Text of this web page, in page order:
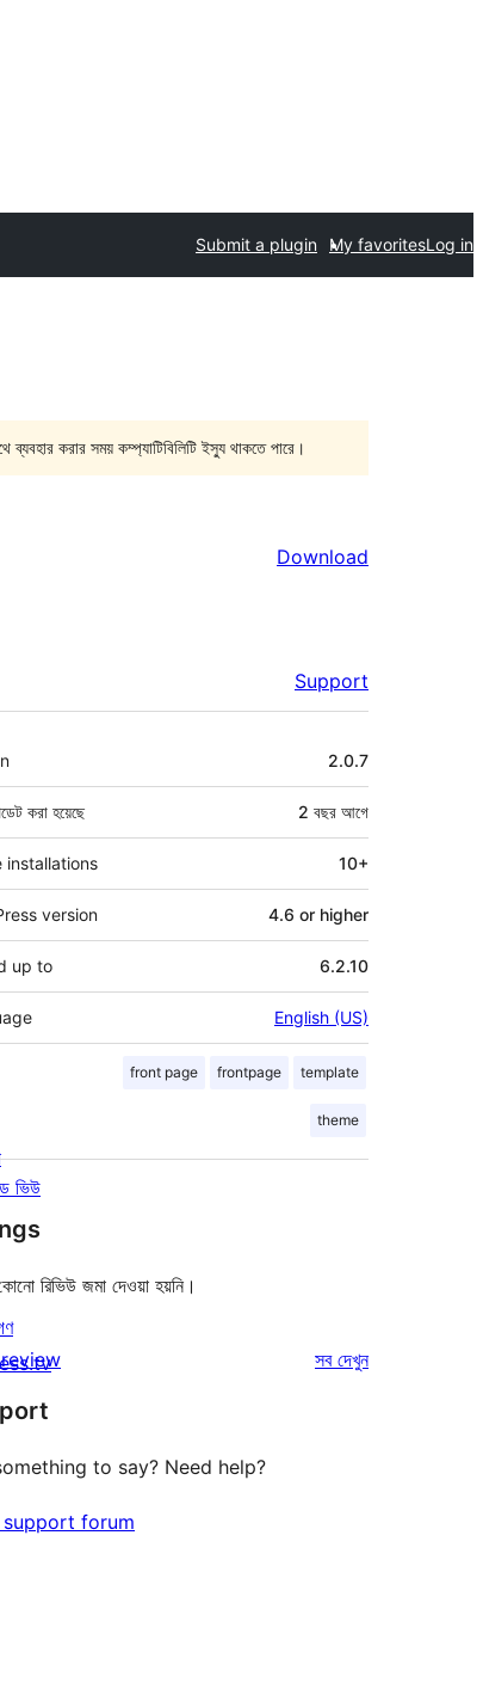
Submit a plugin My favoritesLog in
করার সময় কম্প্যাটিবিলিটি ইস্যু থাকতে পারে।
Download
Support
2.0.7
করা হয়েছে 2 বছর আগে
installations 10+
version 4.6 or higher
up to 6.2.10
English (US)
front page frontpage template
theme
ভিউ
রিভিউ জমা দেওয়া হয়নি।
সবরিভিউ
দেখুন
to say? Need help?
forum